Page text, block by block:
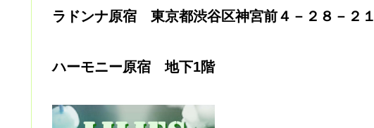
ラドンナ原宿 東京都渋谷区神宮前４－２８－２１
ハーモニー原宿 地下1階